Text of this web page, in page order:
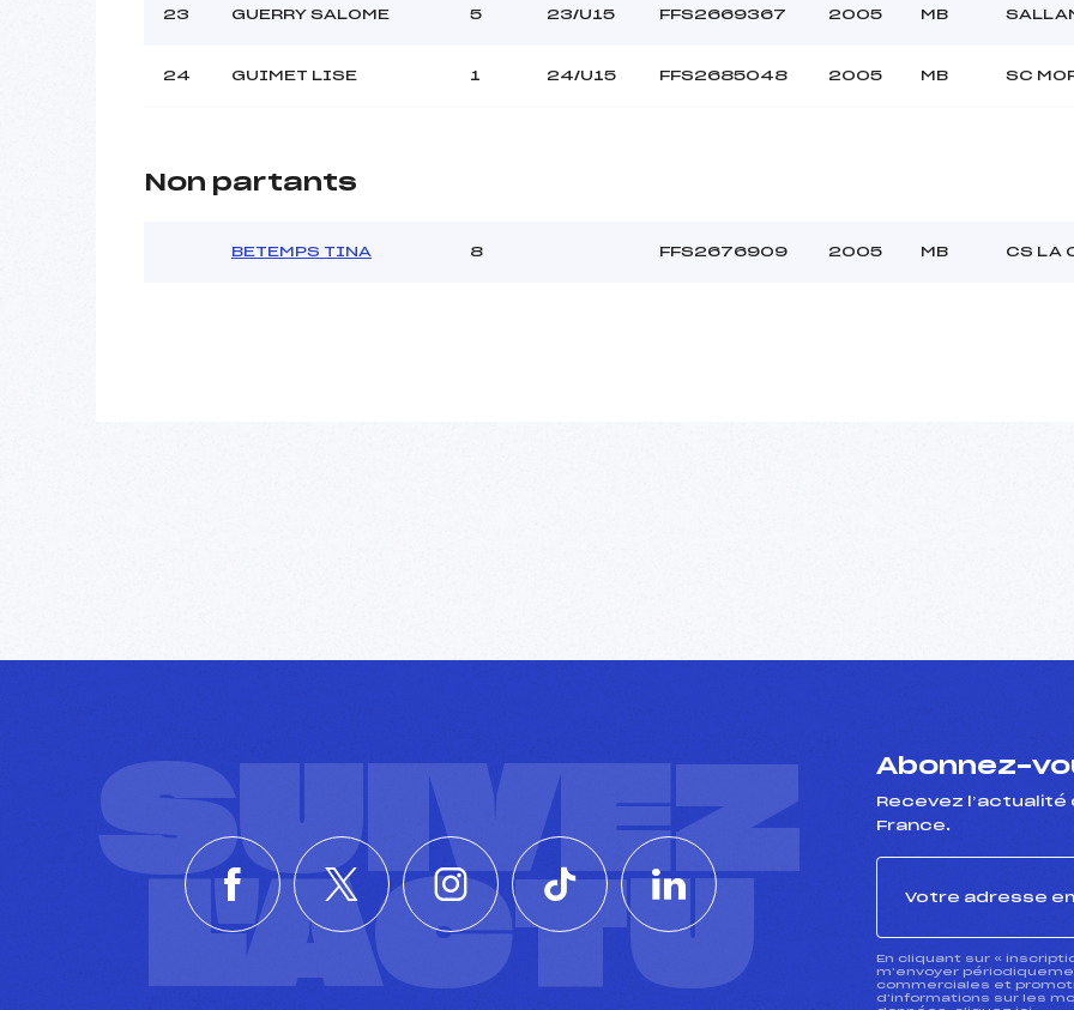
23 GUERRY SALOME 5 23/U15 FFS2669367 2005 MB
24 GUIMET LISE 1 24/U15 FFS2685048 2005 MB SC
Non partants
BETEMPS TINA 8 FFS2676909 2005 MB CS LA
SUIVEZ
L'ACTU
Abonnez-
Recevez l’actualité
France.
En cliquant sur «
m’envoyer
commerciales et
d’informations sur les